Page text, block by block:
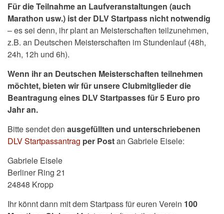
Für die Teilnahme an Laufveranstaltungen (auch
Marathon usw.) ist der DLV Startpass nicht notwendig
– es sei denn, ihr plant an Meisterschaften teilzunehmen,
z.B. an Deutschen Meisterschaften im Stundenlauf (48h,
24h, 12h und 6h).
Wenn ihr an Deutschen Meisterschaften teilnehmen
möchtet, bieten wir für unsere Clubmitglieder die
Beantragung eines DLV Startpasses für 5 Euro pro
Jahr an.
Bitte sendet den ausgefüllten und unterschriebenen
DLV Startpassantrag per Postan Gabriele Eisele:
Gabriele Eisele
Berliner Ring 21
24848 Kropp
Ihr könnt dann mit dem Startpass für euren Verein 100